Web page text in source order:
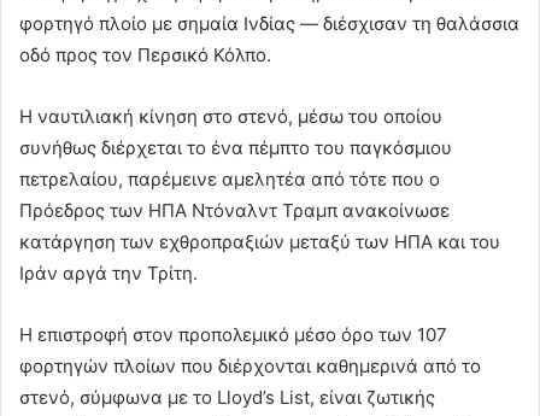
φορτηγό πλοίο με σημαία Ινδίας — διέσχισαν τη θαλάσσια
οδό προς τον Περσικό Κόλπο.
Η ναυτιλιακή κίνηση στο στενό, μέσω του οποίου
συνήθως διέρχεται το ένα πέμπτο του παγκόσμιου
πετρελαίου, παρέμεινε αμελητέα από τότε που ο
Πρόεδρος των ΗΠΑ Ντόναλντ Τραμπ ανακοίνωσε
κατάργηση των εχθροπραξιών μεταξύ των ΗΠΑ και του
Ιράν αργά την Τρίτη.
Η επιστροφή στον προπολεμικό μέσο όρο των 107
φορτηγών πλοίων που διέρχονται καθημερινά από το
στενό, σύμφωνα με το Lloyd’s List, είναι ζωτικής